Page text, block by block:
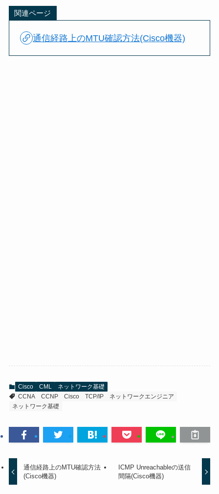
関連ページ
通信経路上のMTU確認方法(Cisco機器)
Cisco CML
ネットワーク基礎
CCNA
CCNP Cisco TCP/IP
ネットワークエンジニア
ネットワーク基礎
通信経路上のMTU確認方法
(Cisco機器)
ICMP Unreachableの送信
間隔(Cisco機器)